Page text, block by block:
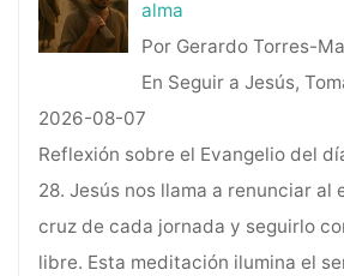
alma
Por Gerardo Torres-
En Seguir a Jesús,
2026-08-07
Reflexión sobre el Evangelio del
28. Jesús nos llama a renunciar al
cruz de cada jornada y seguirlo
libre. Esta meditación ilumina el